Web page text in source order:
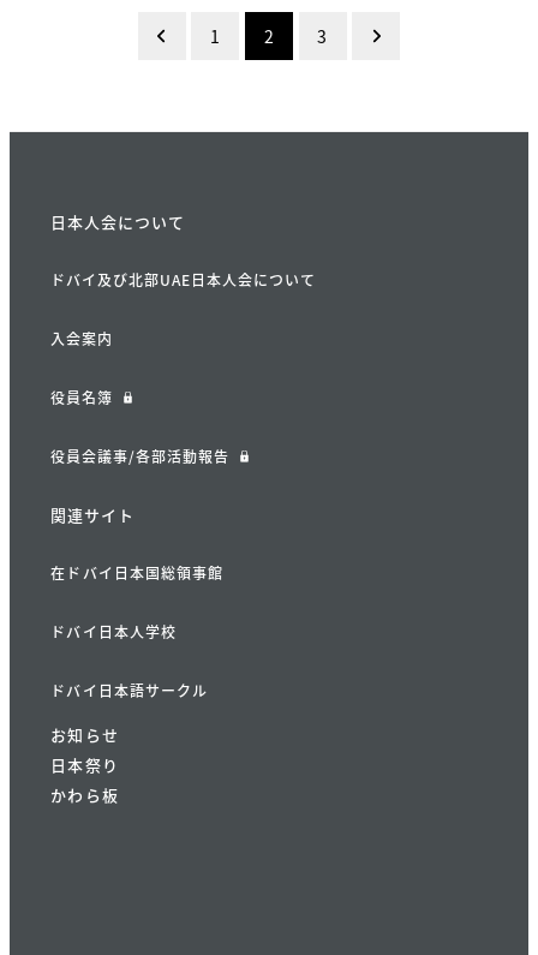
の
ー
ジ
送
り
1 2 3
日本人会について
ドバイ及び北部UAE日本人会について
入会案内
役員名簿
役員会議事/各部活動報告
関連サイト
在ドバイ日本国総領事館
ドバイ日本人学校
ドバイ日本語サークル
お知らせ
日本祭り
かわら板